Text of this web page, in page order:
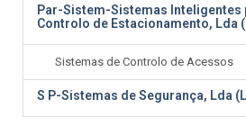
Par-Sistem-Sistemas Inteligentes
Controlo de Estacionamento, Lda
Sistemas de Controlo de Acessos
S P-Sistemas de Segurança, Lda